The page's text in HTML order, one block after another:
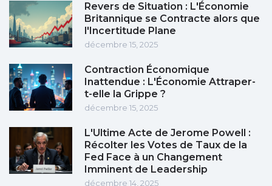
Revers de Situation : L'Économie
Britannique se Contracte alors que
l'Incertitude Plane
décembre 15, 2025
Contraction Économique
Inattendue : L'Économie Attraper-
t-elle la Grippe ?
décembre 15, 2025
L'Ultime Acte de Jerome Powell :
Récolter les Votes de Taux de la
Fed Face à un Changement
Imminent de Leadership
décembre 14, 2025